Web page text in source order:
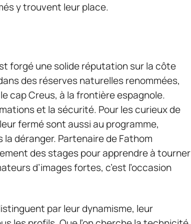
y trouvent leur place.
forgé une solide réputation sur la côte
des réserves naturelles renommées,
cap Creus, à la frontière espagnole.
et la sécurité. Pour les curieux de
fermé sont aussi au programme,
déranger. Partenaire de Fathom
des stages pour apprendre à tourner
d’images fortes, c’est l’occasion
par leur dynamisme, leur